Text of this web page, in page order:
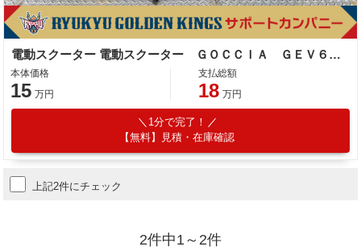
電動スクーター 電動スクーター ＧＯＣＣＩＡ ＧＥＶ６００
本体価格
15 万円
支払総額
18 万円
1分で完了！
【無料】見積・在庫確認
上記2件にチェック
2件中1～2件